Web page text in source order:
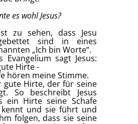
es wohl Jesus?
zu sehen, dass Jesu
sind in eines
„Ich bin Worte“.
Evangelium sagt Jesus:
Hirte -
hören meine Stimme.
gute Hirte, der für seine
So beschreibt Jesus
ein Hirte seine Schafe
und sie führt und
folgen, dass sie seine